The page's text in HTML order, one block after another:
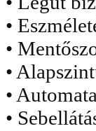
•
•
•
•
•